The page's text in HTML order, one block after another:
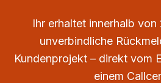
Ihr erhaltet innerhalb von
unverbindliche
Kundenprojekt – direkt vom
einem